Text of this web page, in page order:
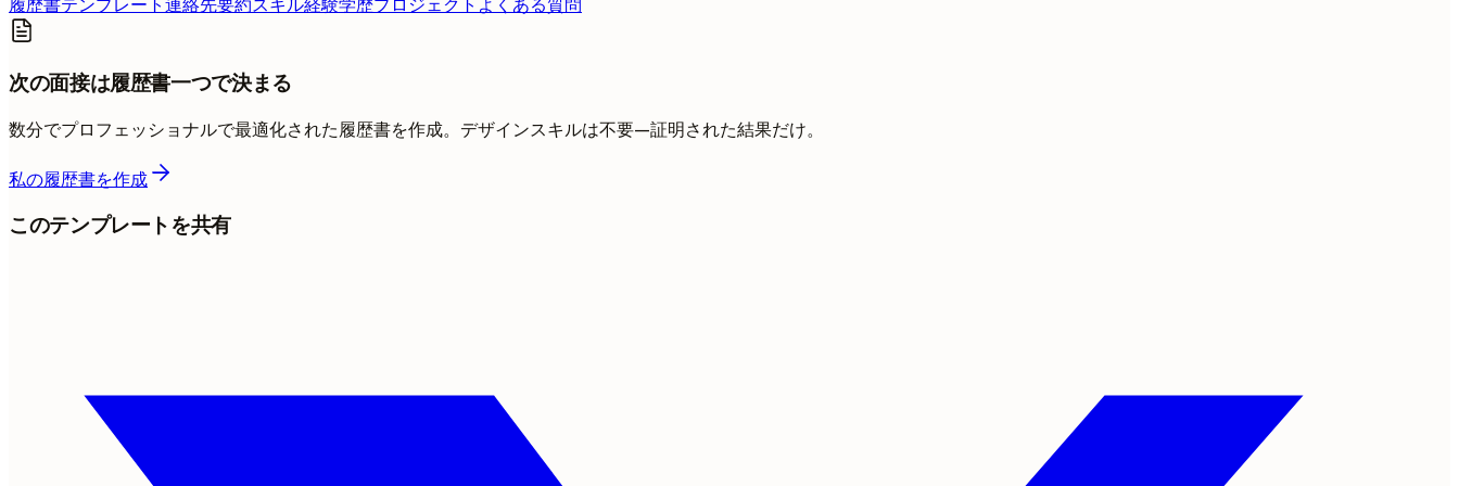
履歴書テンプレート連絡先要約スキル経験学歴プロジェクト よくある質問
次の面接は履歴書一つで決まる
数分でプロフェッショナルで最適化された履歴書を作成。デザインスキルは不要—証明された結果だけ。
私の履歴書を作成
このテンプレートを共有